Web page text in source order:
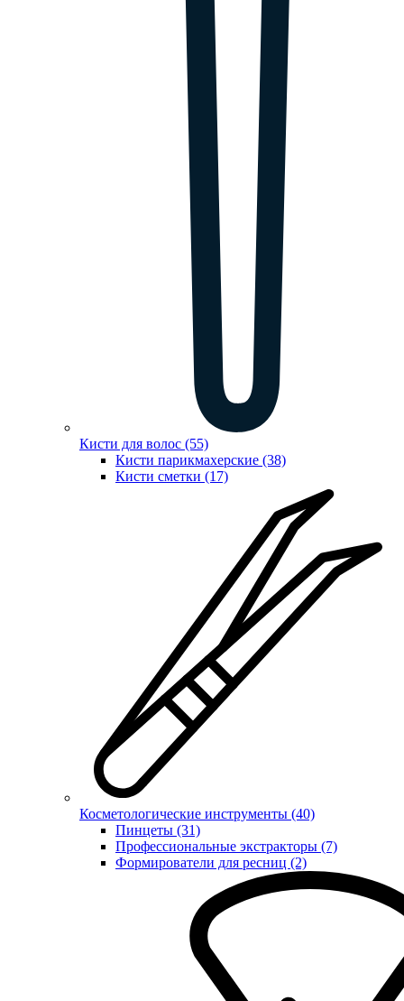
Кисти для волос (55)
Кисти парикмахерские (38)
Кисти сметки (17)
Косметологические инструменты (40)
Пинцеты (31)
Профессиональные экстракторы (7)
Формирователи для ресниц (2)